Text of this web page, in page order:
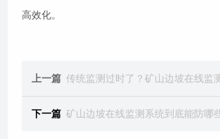
高效化。
上一篇 传统监测过时了？矿山边坡在线监
下一篇 矿山边坡在线监测系统到底能防哪